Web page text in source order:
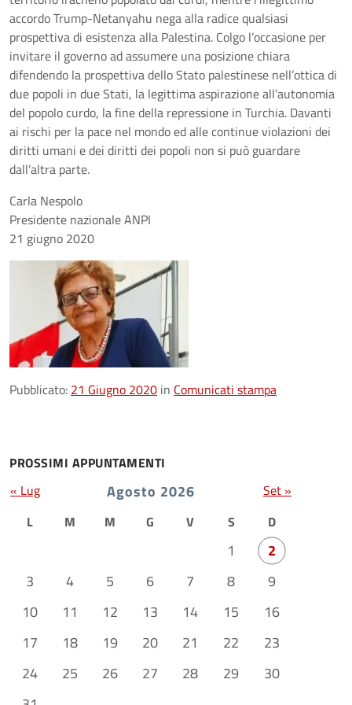
accordo Trump-Netanyahu nega alla radice qualsiasi
prospettiva di esistenza alla Palestina. Colgo l’occasione per
invitare il governo ad assumere una posizione chiara
difendendo la prospettiva dello Stato palestinese nell’ottica di
due popoli in due Stati, la legittima aspirazione all’autonomia
del popolo curdo, la fine della repressione in Turchia. Davanti
ai rischi per la pace nel mondo ed alle continue violazioni dei
diritti umani e dei diritti dei popoli non si può guardare
dall’altra parte.
Carla Nespolo
Presidente nazionale ANPI
21 giugno 2020
Pubblicato: 21 Giugno 2020 in Comunicati stampa
PROSSIMI APPUNTAMENTI
Agosto 2026
L M M G V S D
1
2
3
4 5 6 7 8
9
10
11 12 13 14 15
16
17
18 19 20 21 22
23
24
25 26 27 28 29
30
« Lug Set »